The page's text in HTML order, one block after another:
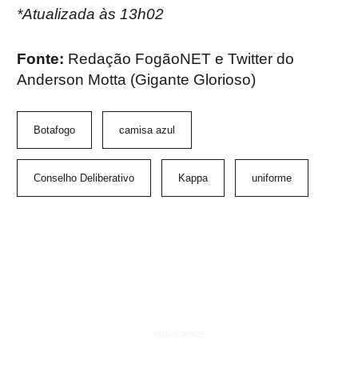
*Atualizada às 13h02
Fonte: Redação FogãoNET e Twitter do
Anderson Motta (Gigante Glorioso)
Botafogo camisa azul
Conselho Deliberativo Kappa uniforme